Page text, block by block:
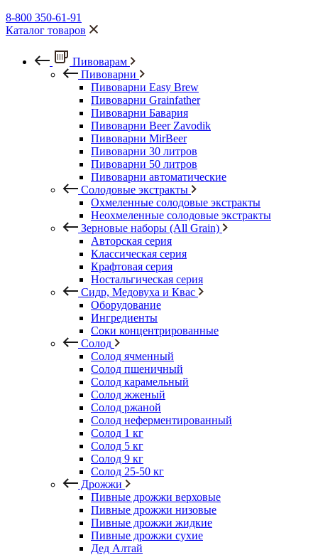
8-800 350-61-91
Каталог товаров
Пивоварам
Пивоварни
Пивоварни Easy Brew
Пивоварни Grainfather
Пивоварни Бавария
Пивоварни Beer Zavodik
Пивоварни MirBeer
Пивоварни 30 литров
Пивоварни 50 литров
Пивоварни автоматические
Солодовые экстракты
Охмеленные солодовые экстракты
Неохмеленные солодовые экстракты
Зерновые наборы (All Grain)
Авторская серия
Классическая серия
Крафтовая серия
Ностальгическая серия
Сидр, Медовуха и Квас
Оборудование
Ингредиенты
Соки концентрированные
Солод
Солод ячменный
Солод пшеничный
Солод карамельный
Солод жженый
Солод ржаной
Солод неферментированный
Солод 1 кг
Солод 5 кг
Солод 9 кг
Солод 25-50 кг
Дрожжи
Пивные дрожжи верховые
Пивные дрожжи низовые
Пивные дрожжи жидкие
Пивные дрожжи сухие
Дед Алтай